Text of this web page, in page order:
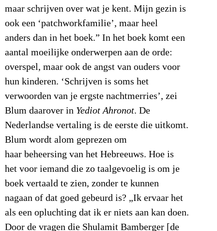
maar schrijven over wat je kent. Mijn gezin is
ook een ‘patchworkfamilie’, maar heel
anders dan in het boek.” In het boek komt een
aantal moeilijke onderwerpen aan de orde:
overspel, maar ook de angst van ouders voor
hun kinderen. ‘Schrijven is soms het
verwoorden van je ergste nachtmerries’, zei
Blum daarover in Yediot Ahronot. De
Nederlandse vertaling is de eerste die uitkomt.
Blum wordt alom geprezen om
haar beheersing van het Hebreeuws. Hoe is
het voor iemand die zo taalgevoelig is om je
boek vertaald te zien, zonder te kunnen
nagaan of dat goed gebeurd is? „Ik ervaar het
als een opluchting dat ik er niets aan kan doen.
Door de vragen die Shulamit Bamberger [de